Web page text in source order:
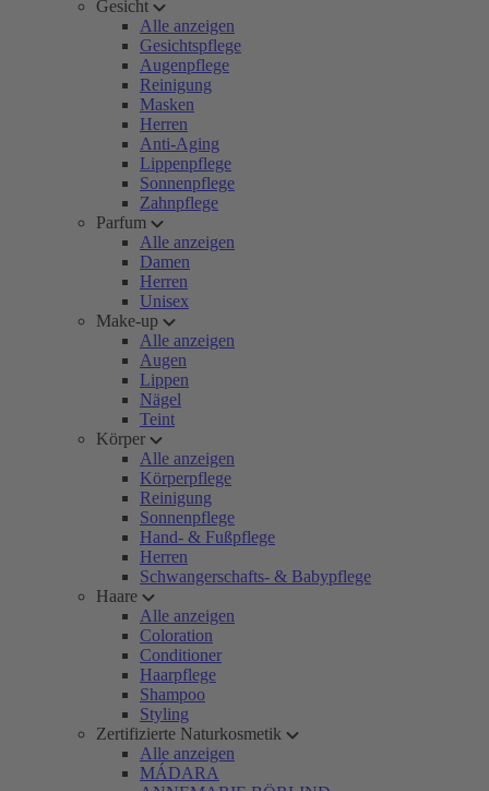
Gesicht
Alle anzeigen
Gesichtspflege
Augenpflege
Reinigung
Masken
Herren
Anti-Aging
Lippenpflege
Sonnenpflege
Zahnpflege
Parfum
Alle anzeigen
Damen
Herren
Unisex
Make-up
Alle anzeigen
Augen
Lippen
Nägel
Teint
Körper
Alle anzeigen
Körperpflege
Reinigung
Sonnenpflege
Hand- & Fußpflege
Herren
Schwangerschafts- & Babypflege
Haare
Alle anzeigen
Coloration
Conditioner
Haarpflege
Shampoo
Styling
Zertifizierte Naturkosmetik
Alle anzeigen
MÁDARA